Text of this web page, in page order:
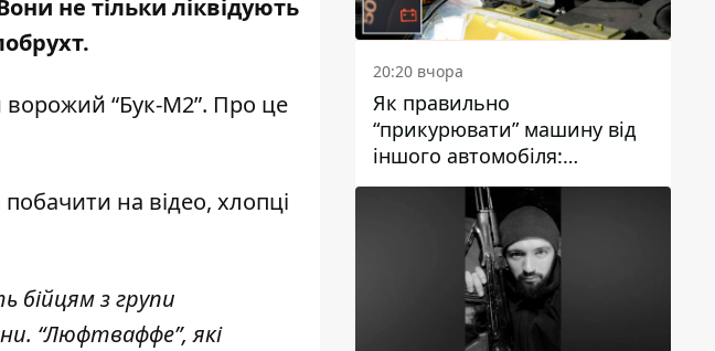
не тільки ліквідують
.
ворожий “Бук-М2”. Про це
на відео, хлопці
бійцям з групи
“Люфтваффе”, які
20:20 вчора
Як правильно
“прикурювати” машину від
іншого автомобіля:
інструкція для водіїв